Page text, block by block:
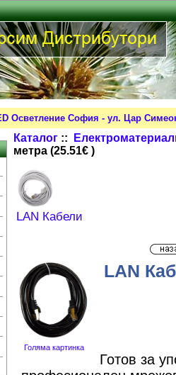
Осветление София - ул. Цар
Каталог ::
метра (25.51€ )
LAN Кабели
Голяма картинка
LAN
Готов за